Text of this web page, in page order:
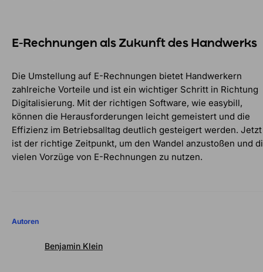
Autoren
Benjamin Klein
E-Rechnungen als Zukunft des Handwerks
Die Umstellung auf E-Rechnungen bietet Handwerkern
zahlreiche Vorteile und ist ein wichtiger Schritt in Richtung
Digitalisierung. Mit der richtigen Software, wie easybill,
können die Herausforderungen leicht gemeistert und die
Effizienz im Betriebsalltag deutlich gesteigert werden. Jetzt
ist der richtige Zeitpunkt, um den Wandel anzustoßen und
vielen Vorzüge von E-Rechnungen zu nutzen.